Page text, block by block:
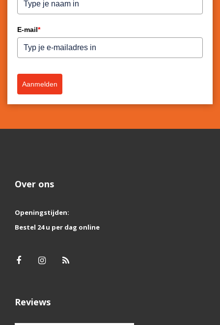
E-mail*
Aanmelden
Over ons
Openingstijden:
Bestel 24 u per dag online
Reviews